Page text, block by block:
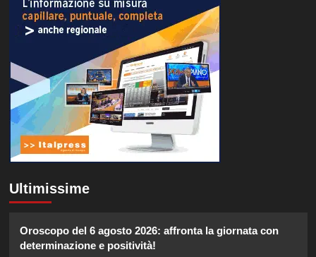
Ultimissime
Oroscopo del 6 agosto 2026: affronta la giornata con
determinazione e positività!